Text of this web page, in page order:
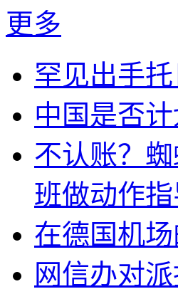
更多
罕见出手
中国是否
不认账？
班做动作
在德国机
网信办对